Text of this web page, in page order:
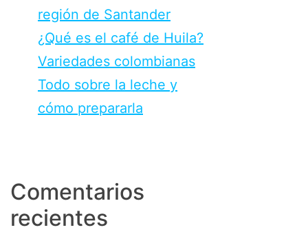
región de Santander
¿Qué es el café de Huila?
Variedades colombianas
Todo sobre la leche y
cómo prepararla
Comentarios
recientes